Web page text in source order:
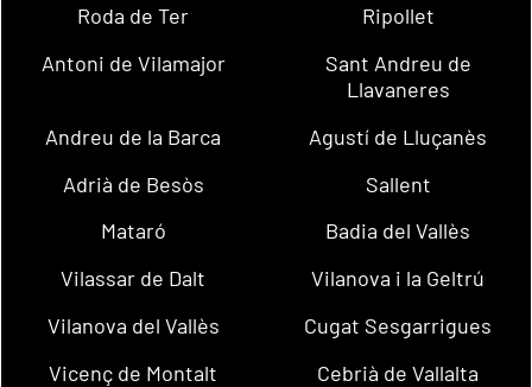
Roda de Ter
Ripollet
Antoni de Vilamajor
Sant Andreu de
Llavaneres
Andreu de la Barca
Agustí de Lluçanès
Adrià de Besòs
Sallent
Mataró
Badia del Vallès
Vilassar de Dalt
Vilanova i la Geltrú
Vilanova del Vallès
Cugat Sesgarrigues
Vicenç de Montalt
Cebrià de Vallalta